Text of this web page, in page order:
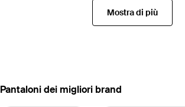
Mostra di più
‪Pantaloni‬ dei migliori brand